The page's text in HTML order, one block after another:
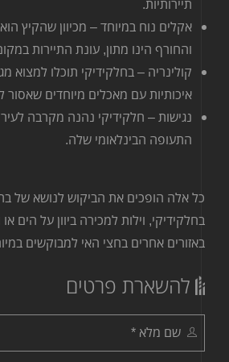
תיירותיות.
אקלים נוח במיוחד – מכיוון שהקיץ
והחורף הינו מתון, עונת התיירות
קולינריה – בחלקידיקי תוכלו למצוא
איכותיות עם מאכלים מיוחדים
נגישות – חלקידיקי נהנה מקרבה
התעופה הבינלאומי שלה.
כל אלה הופכים את הביקוש לנושא של
בחלקידיקי, וילות למכירה ביוון על הים או
באזורים אחרים בחצי האי למבוקשים
להשארת פרטים
שם מלא *